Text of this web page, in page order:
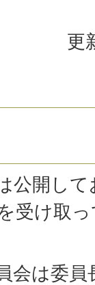
更
公開し
受け取
会は委